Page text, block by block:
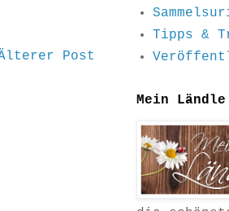
Post
Tipps &
Mein Ländle